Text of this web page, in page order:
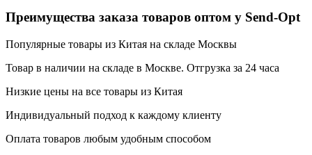
Преимущества заказа товаров оптом у Send-Opt
Популярные товары из Китая на складе Москвы
Товар в наличии на складе в Москве. Отгрузка за 24 часа
Низкие цены на все товары из Китая
Индивидуальный подход к каждому клиенту
Оплата товаров любым удобным способом